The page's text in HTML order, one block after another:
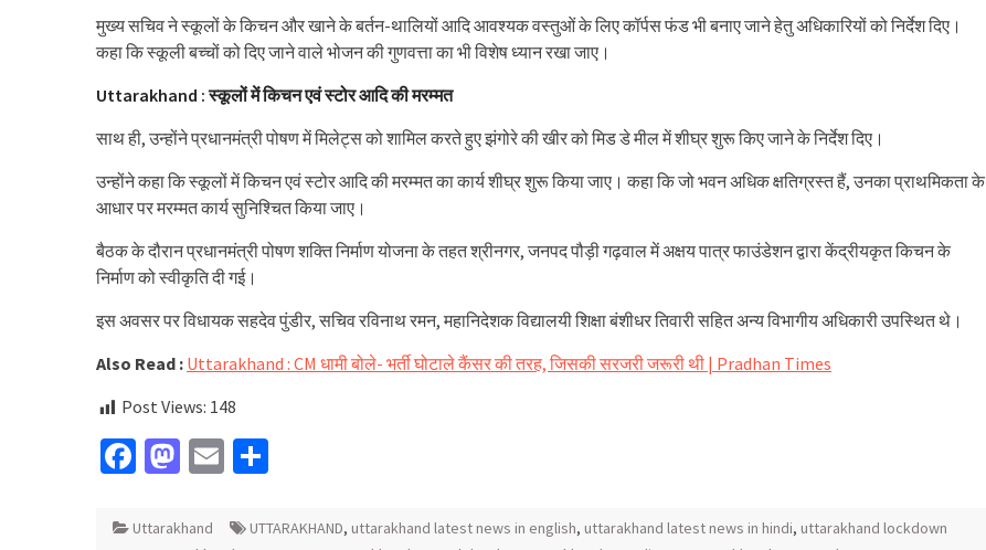
मुख्य सचिव ने स्कूलों के किचन और खाने के बर्तन-थालियों आदि आवश्यक वस्तुओं के लिए कॉर्पस फंड भी बनाए जाने हेतु अधिकारियों को निर्देश दिए।
कहा कि स्कूली बच्चों को दिए जाने वाले भोजन की गुणवत्ता का भी विशेष ध्यान रखा जाए।
Uttarakhand : स्कूलों में किचन एवं स्टोर आदि की मरम्मत
साथ ही, उन्होंने प्रधानमंत्री पोषण में मिलेट्स को शामिल करते हुए झंगोरे की खीर को मिड डे मील में शीघ्र शुरू किए जाने के निर्देश दिए।
उन्होंने कहा कि स्कूलों में किचन एवं स्टोर आदि की मरम्मत का कार्य शीघ्र शुरू किया जाए। कहा कि जो भवन अधिक क्षतिग्रस्त हैं, उनका प्राथमिकता के
आधार पर मरम्मत कार्य सुनिश्चित किया जाए।
बैठक के दौरान प्रधानमंत्री पोषण शक्ति निर्माण योजना के तहत श्रीनगर, जनपद पौड़ी गढ़वाल में अक्षय पात्र फाउंडेशन द्वारा केंद्रीयकृत किचन के
निर्माण को स्वीकृति दी गई।
इस अवसर पर विधायक सहदेव पुंडीर, सचिव रविनाथ रमन, महानिदेशक विद्यालयी शिक्षा बंशीधर तिवारी सहित अन्य विभागीय अधिकारी उपस्थित थे।
Also Read : Uttarakhand : CM धामी बोले- भर्ती घोटाले कैंसर की तरह, जिसकी सरजरी जरूरी थी | Pradhan Times
Post Views: 148
Facebook
Mastodon
Email
Uttarakhand UTTARAKHAND, uttarakhand latest news in english, uttarakhand latest news in hindi, uttarakhand lockdown